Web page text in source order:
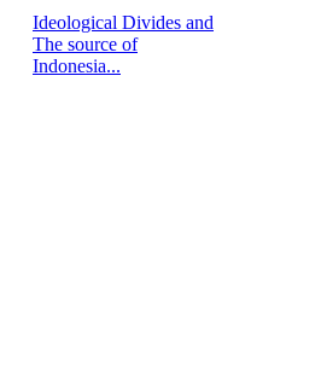
Ideological Divides and
The source of
Indonesia...